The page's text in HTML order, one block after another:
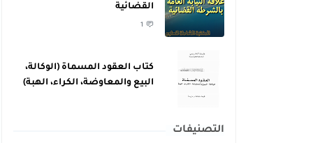
القضائية
1
كتاب العقود المسماة (الوكالة،
البيع والمعاوضة، الكراء، الهبة)
التصنيفات